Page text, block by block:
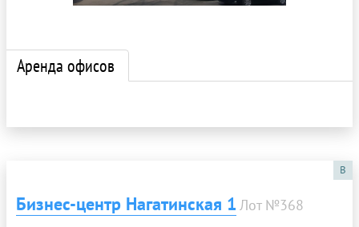
Аренда офисов
B
Бизнес-центр Нагатинская 1 Лот №368